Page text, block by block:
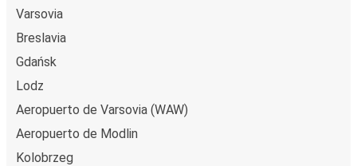
Varsovia
Breslavia
Gdańsk
Lodz
Aeropuerto de Varsovia (WAW)
Aeropuerto de Modlin
Kolobrzeg